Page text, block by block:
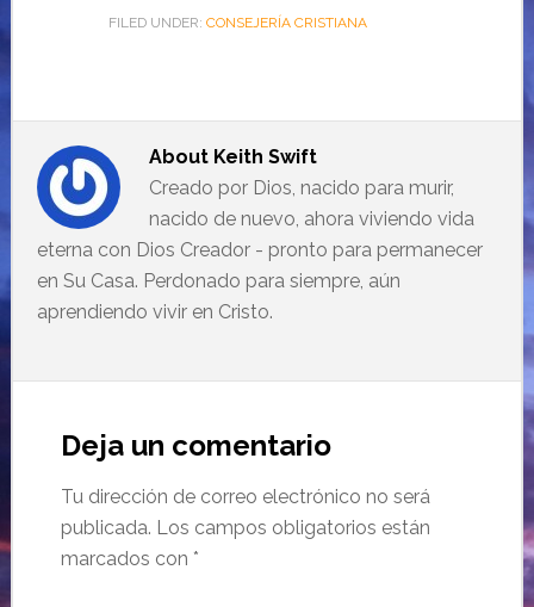
FILED UNDER: CONSEJERÍA CRISTIANA
About Keith Swift
Creado por Dios, nacido para murir,
nacido de nuevo, ahora viviendo vida
eterna con Dios Creador - pronto para permanecer
en Su Casa. Perdonado para siempre, aún
aprendiendo vivir en Cristo.
Deja un comentario
Tu dirección de correo electrónico no será
publicada. Los campos obligatorios están
marcados con *